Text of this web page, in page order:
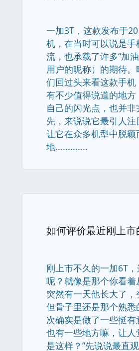
一加3T，这款发布于
机，在当时可以说是
流，也承载了许多“加
用户的昵称）的期待
们回过头来看这款手
有不少值得说道的地
自己的闪光点，也并
先，来说说它最引人
让它在众多机型中脱颖
地.............
如何评价最近刚上市
刚上市不久的一加6T
呢？就像是那个你看
突然有一天他长大了，
但骨子里还是那个熟
次确实是做了一些挺
也有一些地方嘛，让人
是这样？”先说说最直